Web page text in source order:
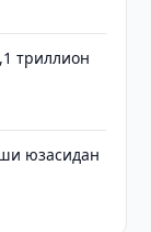
триллион
юзасидан